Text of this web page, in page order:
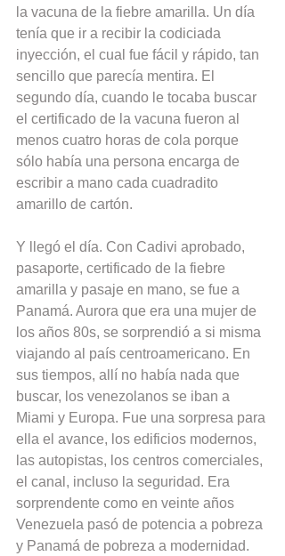
la vacuna de la fiebre amarilla. Un día
tenía que ir a recibir la codiciada
inyección, el cual fue fácil y rápido, tan
sencillo que parecía mentira. El
segundo día, cuando le tocaba buscar
el certificado de la vacuna fueron al
menos cuatro horas de cola porque
sólo había una persona encarga de
escribir a mano cada cuadradito
amarillo de cartón.
Y llegó el día. Con Cadivi aprobado,
pasaporte, certificado de la fiebre
amarilla y pasaje en mano, se fue a
Panamá. Aurora que era una mujer de
los años 80s, se sorprendió a si misma
viajando al país centroamericano. En
sus tiempos, allí no había nada que
buscar, los venezolanos se iban a
Miami y Europa. Fue una sorpresa para
ella el avance, los edificios modernos,
las autopistas, los centros comerciales,
el canal, incluso la seguridad. Era
sorprendente como en veinte años
Venezuela pasó de potencia a pobreza
y Panamá de pobreza a modernidad.